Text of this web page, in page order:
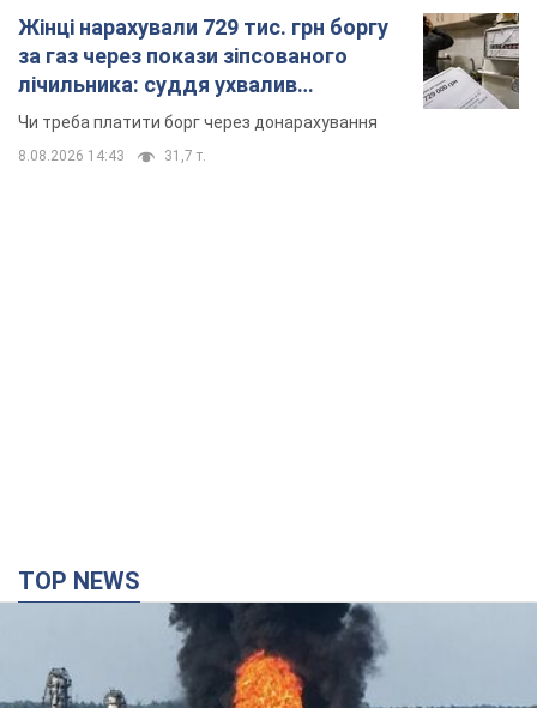
ППО: Зеленський пообіцяв "знаходити
технології" протидії
Президент заявив, що навіть посилена система
протиповітряної оборони РФ не гарантує захисту від
українських ударів